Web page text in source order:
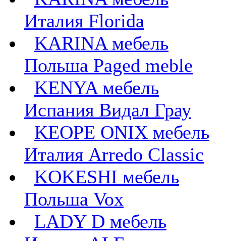
Италия Florida
KARINA мебель
Польша Paged meble
KENYA мебель
Испания Видал Грау
KEOPE ONIX мебель
Италия Arredo Classic
KOKESHI мебель
Польша Vox
LADY D мебель